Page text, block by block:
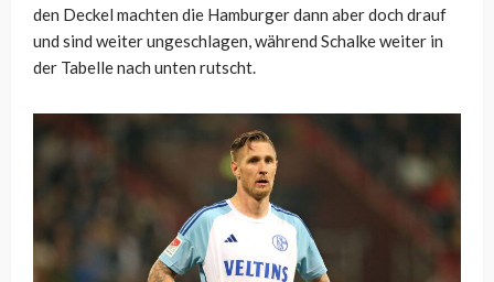
den Deckel machten die Hamburger dann aber doch drauf
und sind weiter ungeschlagen, während Schalke weiter in
der Tabelle nach unten rutscht.